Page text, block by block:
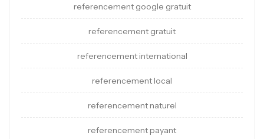
referencement google gratuit
referencement gratuit
referencement international
referencement local
referencement naturel
referencement payant